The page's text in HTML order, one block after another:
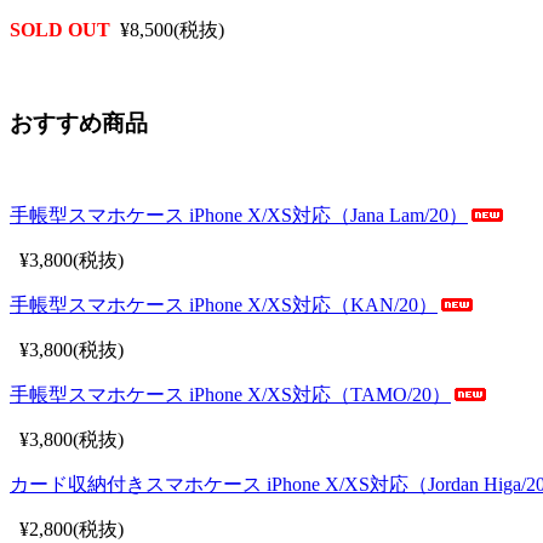
SOLD OUT ¥8,500(税抜)
おすすめ商品
手帳型スマホケース iPhone X/XS対応（Jana Lam/20）
¥3,800(税抜)
手帳型スマホケース iPhone X/XS対応（KAN/20）
¥3,800(税抜)
手帳型スマホケース iPhone X/XS対応（TAMO/20）
¥3,800(税抜)
カード収納付きスマホケース iPhone X/XS対応（Jordan Higa/
¥2,800(税抜)